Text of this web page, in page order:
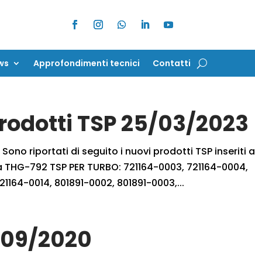
Approfondimenti tecnici Contatti
Approfondimenti tecnici Contatti
TSP 25/03/2023
riportati di seguito i nuovi prodotti TSP inseriti a
792 TSP PER TURBO: 721164-0003, 721164-0004,
0014, 801891-0002, 801891-0003,...
2020